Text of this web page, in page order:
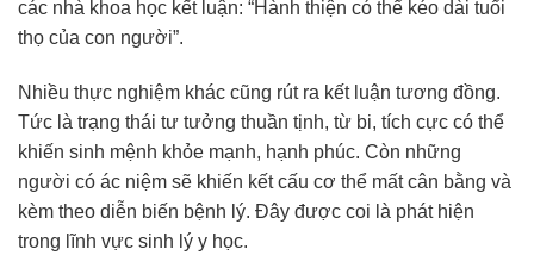
các nhà khoa học kết luận: “Hành thiện có thể kéo dài tuổi
thọ của con người”.
Nhiều thực nghiệm khác cũng rút ra kết luận tương đồng.
Tức là trạng thái tư tưởng thuần tịnh, từ bi, tích cực có thể
khiến sinh mệnh khỏe mạnh, hạnh phúc. Còn những
người có ác niệm sẽ khiến kết cấu cơ thể mất cân bằng và
kèm theo diễn biến bệnh lý. Đây được coi là phát hiện
trong lĩnh vực sinh lý y học.